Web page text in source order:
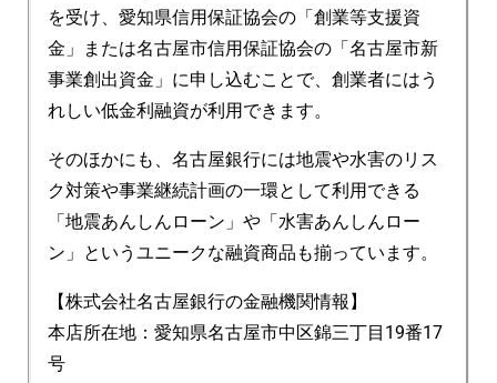
を受け、愛知県信用保証協会の「創業等支援資
金」または名古屋市信用保証協会の「名古屋市新
事業創出資金」に申し込むことで、創業者にはう
れしい低金利融資が利用できます。
そのほかにも、名古屋銀行には地震や水害のリス
ク対策や事業継続計画の一環として利用できる
「地震あんしんローン」や「水害あんしんロー
ン」というユニークな融資商品も揃っています。
【株式会社名古屋銀行の金融機関情報】
本店所在地：愛知県名古屋市中区錦三丁目19番17
号